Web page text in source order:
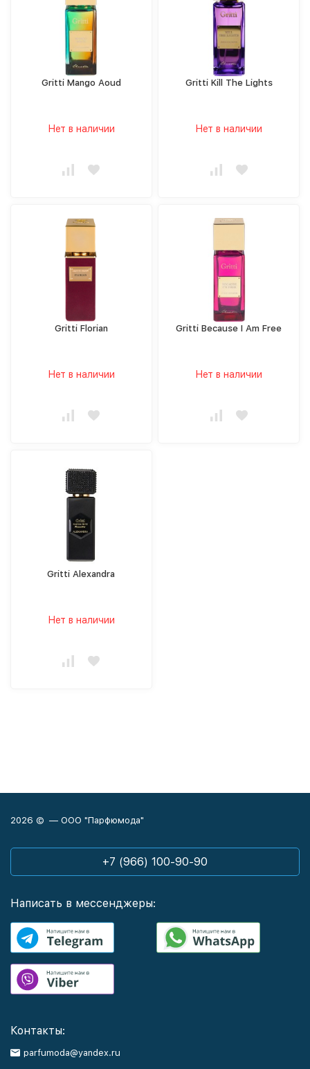
Gritti Mango Aoud
Нет в наличии
Gritti Kill The Lights
Нет в наличии
Gritti Florian
Нет в наличии
Gritti Because I Am Free
Нет в наличии
Gritti Alexandra
Нет в наличии
2026 © — ООО "Парфюмода"
+7 (966) 100-90-90
Написать в мессенджеры:
Контакты:
parfumoda@yandex.ru